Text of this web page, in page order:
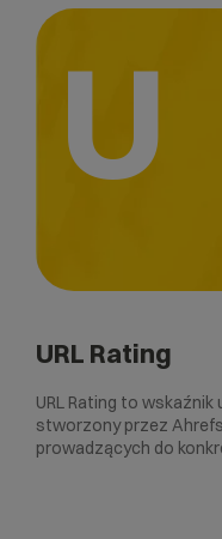
U
URL Rating
URL Rating to
stworzony przez
prowadzących do